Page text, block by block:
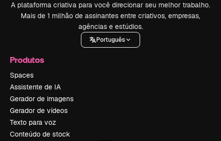
A plataforma criativa para você direcionar seu melhor trabalho.
Mais de 1 milhão de assinantes entre criativos, empresas,
agências e estúdios.
Português
Produtos
Spaces
Assistente de IA
Gerador de imagens
Gerador de vídeos
Texto para voz
Conteúdo de stock